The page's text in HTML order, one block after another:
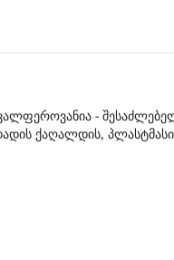
-
ქაღალდის,